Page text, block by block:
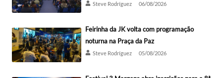
Steve Rodríguez 06/08/2026
Feirinha da JK volta com programação
noturna na Praça da Paz
Steve Rodríguez 05/08/2026